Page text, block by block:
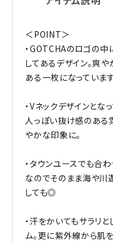
＜POINT＞
・GOTCHAのロゴの中
してあるデザイン。爽
ある一枚になっています
・Vネックデザインとな
人っぽい抜け感のある
やかな印象に。
・タウンユースでも合
なのでそのまま海や川
しても◎
・汗をかいてもサラリ
ム。更に紫外線から肌